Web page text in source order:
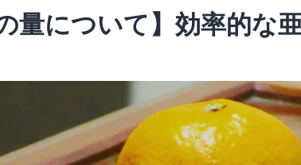
量について】効率的な